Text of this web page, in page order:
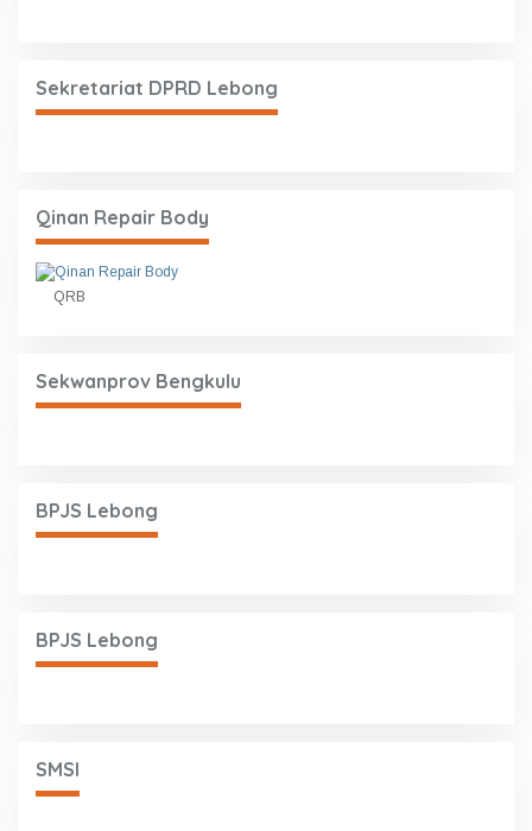
Sekretariat DPRD Lebong
Qinan Repair Body
QRB
Sekwanprov Bengkulu
BPJS Lebong
BPJS Lebong
SMSI